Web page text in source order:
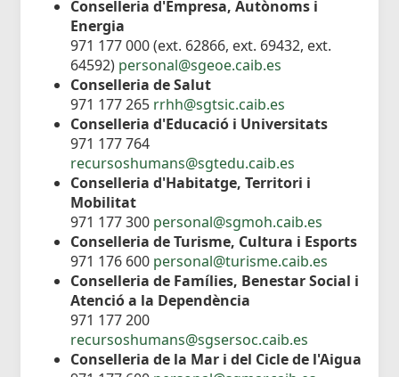
Conselleria d'Empresa, Autònoms i
Energia
971 177 000 (ext. 62866, ext. 69432, ext.
64592) personal@sgeoe.caib.es
Conselleria de Salut
971 177 265 rrhh@sgtsic.caib.es
Conselleria d'Educació i Universitats
971 177 764
recursoshumans@sgtedu.caib.es
Conselleria d'Habitatge, Territori i
Mobilitat
971 177 300 personal@sgmoh.caib.es
Conselleria de Turisme, Cultura i Esports
971 176 600 personal@turisme.caib.es
Conselleria de Famílies, Benestar Social i
Atenció a la Dependència
971 177 200
recursoshumans@sgsersoc.caib.es
Conselleria de la Mar i del Cicle de l'Aigua